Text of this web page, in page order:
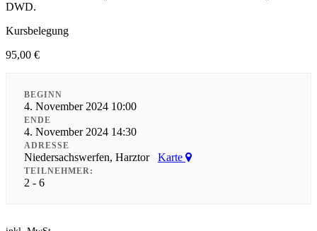
DWD.
Kursbelegung
95,00 €
BEGINN
4. November 2024 10:00
ENDE
4. November 2024 14:30
ADRESSE
Niedersachswerfen, Harztor Karte
TEILNEHMER:
2 - 6